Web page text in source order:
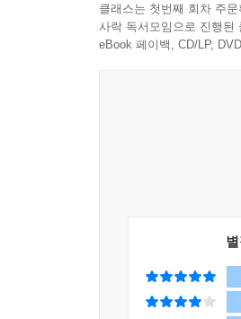
---「관찰은 곧 관심」중에
클래스는 첫번째 회차 주
사락 독서모임으로 진행된
eBook 페이백, CD/LP,